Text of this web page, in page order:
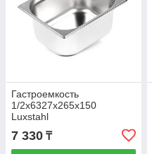
Гастроемкость
1/2х6327х265х150
Luxstahl
7 330 ₸